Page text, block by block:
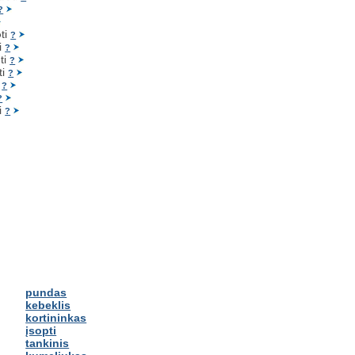
ti?
?
ti?
ti?
?
?
pundas
kebeklis
kortininkas
įsopti
tankinis